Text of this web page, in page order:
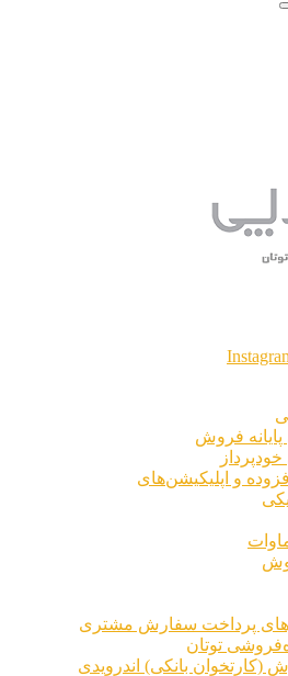
پایانه فروش
و اپلیکیشن‌های
پرداخت سفارش مشتری
توتان
(کارتخوان بانکی) اندرویدی